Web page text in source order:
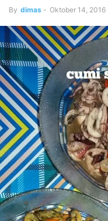
By dimas - Oktober 14, 2016